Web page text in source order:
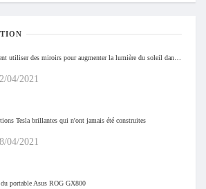
Comment utiliser des miroirs pour augmenter la lumière du soleil dans votre maison
04/2021
Tesla brillantes qui n'ont jamais été construites
04/2021
portable Asus ROG GX800